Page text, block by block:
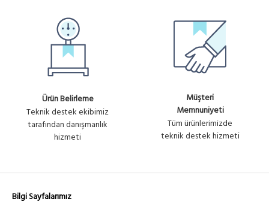
Ürün Belirleme
Teknik destek ekibimiz
tarafından danışmanlık
hizmeti
Müşteri
Memnuniyeti
Tüm ürünlerimizde
teknik destek hizmeti
Bilgi Sayfalarımız